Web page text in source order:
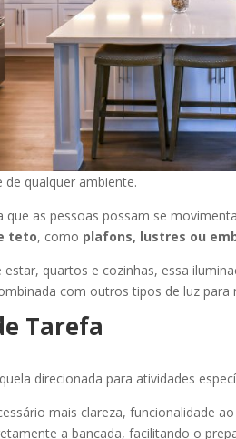
de qualquer ambiente.
que as pessoas possam se
teto, como plafons, lustres ou
quartos e cozinhas, essa
com outros tipos de luz
Tarefa
direcionada para atividades
mais clareza, funcionalidade
a bancada, facilitando o